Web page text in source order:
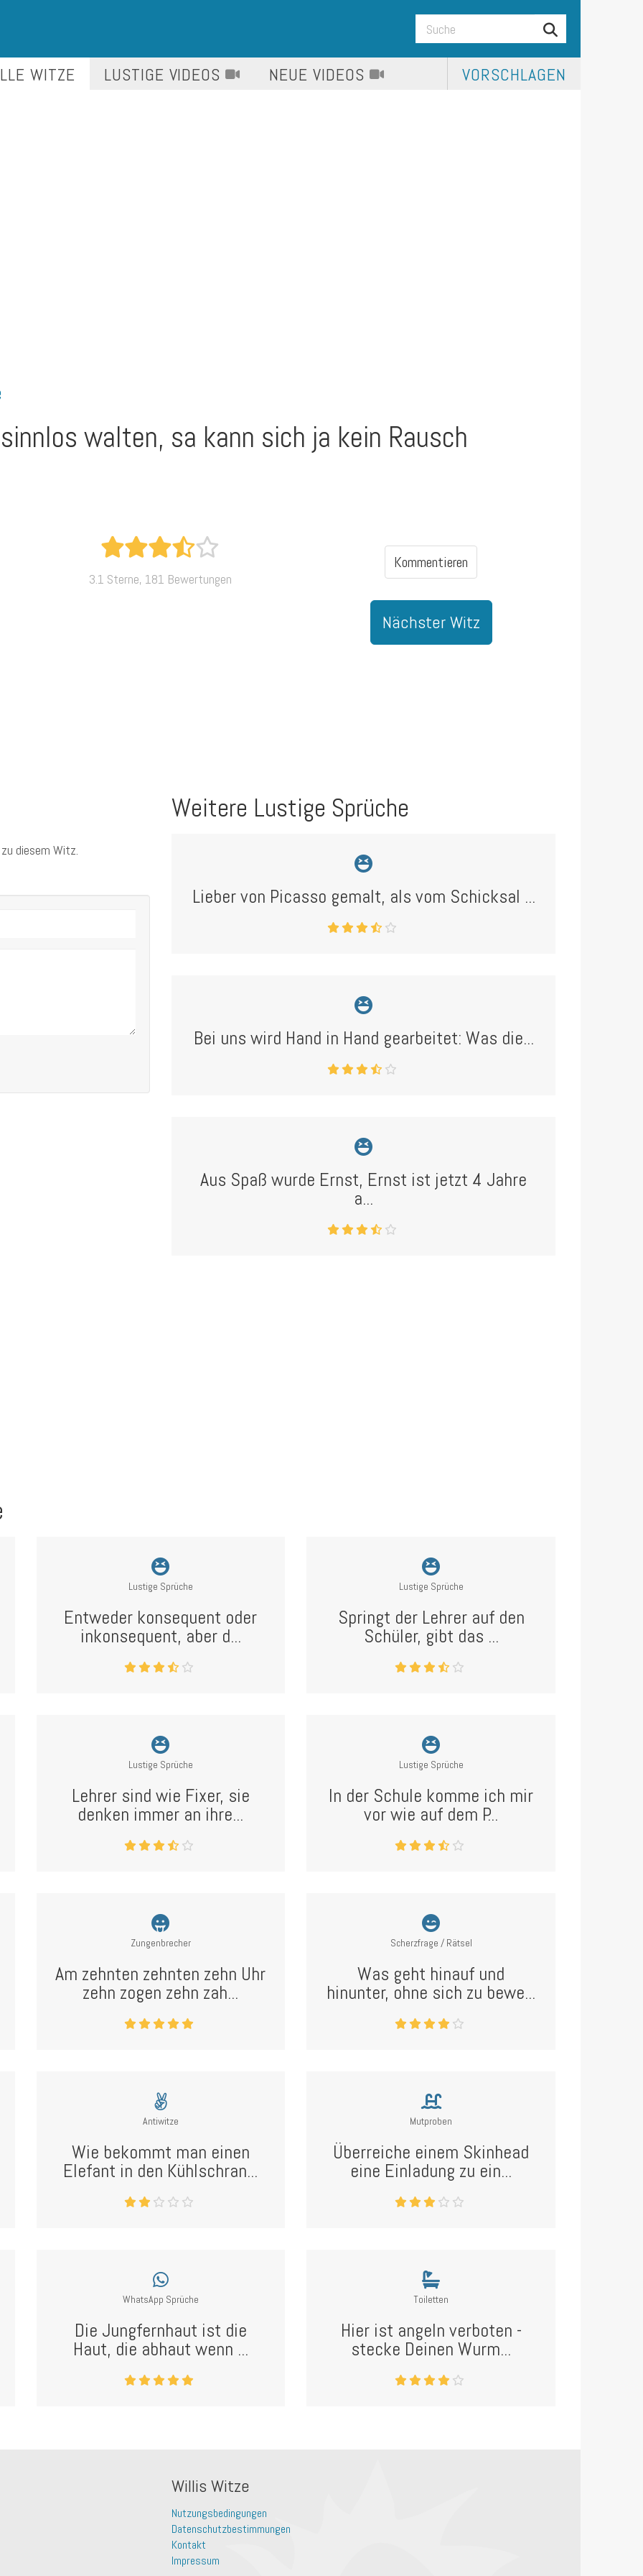
WITZE LUSTIGE VIDEOS NEUE VIDEOS VORSCHLAGEN
walten, sa kann sich ja kein Rausch
3.1 Sterne, 181 Bewertungen
Kommentieren
Nächster Witz
diesem Witz.
Weitere Lustige Sprüche
Lieber von Picasso gemalt, als vom Schicksal ...
Bei uns wird Hand in Hand gearbeitet: Was die...
Aus Spaß wurde Ernst, Ernst ist jetzt 4 Jahre
a...
Lustige Sprüche
Entweder konsequent oder
inkonsequent, aber d...
Lustige Sprüche
Springt der Lehrer auf den
Schüler, gibt das ...
Lustige Sprüche
Lehrer sind wie Fixer, sie
denken immer an ihre...
Lustige Sprüche
In der Schule komme ich mir
vor wie auf dem P...
Zungenbrecher
Am zehnten zehnten zehn Uhr
zehn zogen zehn zah...
Scherzfrage / Rätsel
Was geht hinauf und
hinunter, ohne sich zu bewe...
Antiwitze
Wie bekommt man einen
Elefant in den Kühlschran...
Mutproben
Überreiche einem Skinhead
eine Einladung zu ein...
WhatsApp Sprüche
Die Jungfernhaut ist die
Haut, die abhaut wenn ...
Toiletten
Hier ist angeln verboten -
stecke Deinen Wurm...
Willis Witze
Nutzungsbedingungen
Datenschutzbestimmungen
Kontakt
Impressum